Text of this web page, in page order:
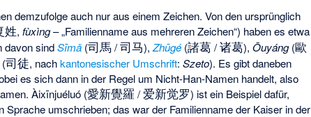
demzufolge auch nur aus einem Zeichen. Von den ursprünglich
姓,fùxìng– „Familienname aus mehreren Zeichen“) haben es etwa
davon sindSīmǎ (司馬/司马),Zhūgé(諸葛/诸葛),Ōuyáng(歐
(司徒, nachkantonesischer Umschrift:Szeto). Es gibt daneben
es sich dann in der Regel um Nicht-Han-Namen handelt, also
Àixīnjuéluó (愛新覺羅 /爱新觉罗) ist ein Beispiel dafür,
Sprache umschrieben; das war der Familienname der Kaiser in der